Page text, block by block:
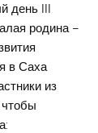
день III
родина –
в Саха
из